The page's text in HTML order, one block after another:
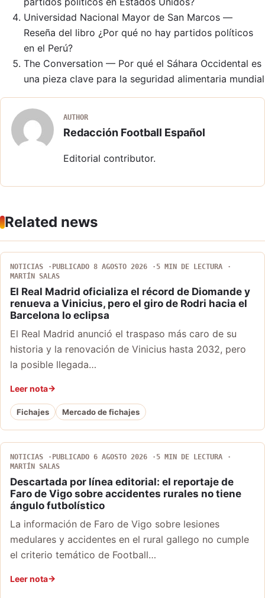
Universidad Nacional Mayor de San Marcos —
Reseña del libro ¿Por qué no hay partidos políticos
en el Perú?
The Conversation — Por qué el Sáhara Occidental es
una pieza clave para la seguridad alimentaria mundial
AUTHOR
Redacción Football Español
Editorial contributor.
Related news
NOTICIAS PUBLICADO 8 AGOSTO 2026
5 MIN DE LECTURA
MARTÍN SALAS
El Real Madrid oficializa el récord de Diomande y
renueva a Vinicius, pero el giro de Rodri hacia el
Barcelona lo eclipsa
El Real Madrid anunció el traspaso más caro de su
historia y la renovación de Vinicius hasta 2032, pero
la posible llegada…
Leer nota
Fichajes Mercado de fichajes
NOTICIAS PUBLICADO 6 AGOSTO 2026
5 MIN DE LECTURA
MARTÍN SALAS
Descartada por línea editorial: el reportaje de
Faro de Vigo sobre accidentes rurales no tiene
ángulo futbolístico
La información de Faro de Vigo sobre lesiones
medulares y accidentes en el rural gallego no cumple
el criterio temático de Football…
Leer nota